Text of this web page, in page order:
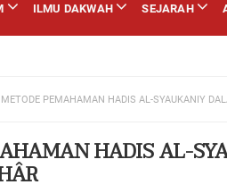
ILMU DAKWAH SEJARAH
METODE PEMAHAMAN HADIS AL-SYAUKANIY
HADIS AL-